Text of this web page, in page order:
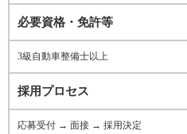
必要資格・免許等
3級自動車整備士以上
採用プロセス
応募受付 → 面接 → 採用決定